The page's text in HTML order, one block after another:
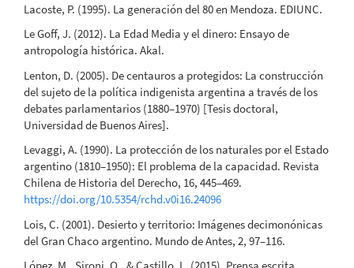
Lacoste, P. (1995). La generación del 80 en Mendoza. EDIUNC.
Le Goff, J. (2012). La Edad Media y el dinero: Ensayo de
antropología histórica. Akal.
Lenton, D. (2005). De centauros a protegidos: La construcción
del sujeto de la política indigenista argentina a través de los
debates parlamentarios (1880–1970) [Tesis doctoral,
Universidad de Buenos Aires].
Levaggi, A. (1990). La protección de los naturales por el Estado
argentino (1810–1950): El problema de la capacidad. Revista
Chilena de Historia del Derecho, 16, 445–469.
https://doi.org/10.5354/rchd.v0i16.24096
Lois, C. (2001). Desierto y territorio: Imágenes decimonónicas
del Gran Chaco argentino. Mundo de Antes, 2, 97–116.